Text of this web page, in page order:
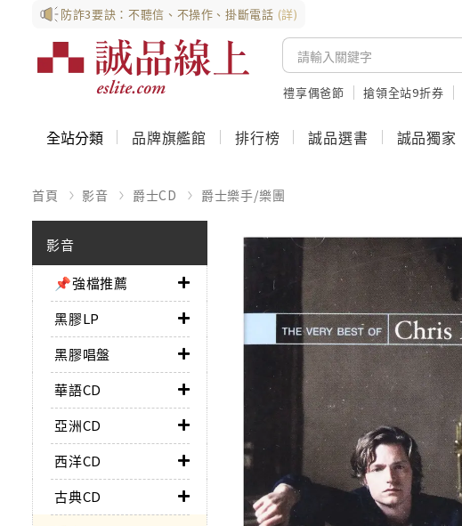
防詐3要訣：不聽信、不操作、掛斷電話 (詳)
禮享偶爸節 搶領全站9折券
全站分類 品牌旗艦館 排行榜 誠品選書 誠品獨家
首頁 影音 爵士CD 爵士樂手/樂團
影音
📌強檔推薦
黑膠LP
黑膠唱盤
華語CD
亞洲CD
西洋CD
古典CD